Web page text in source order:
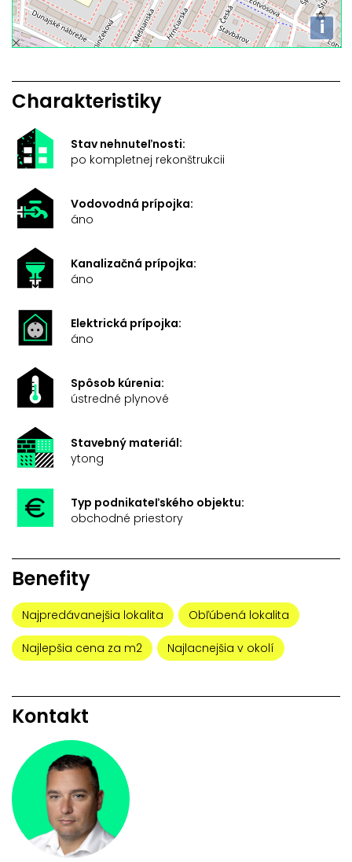
i
Charakteristiky
Stav nehnuteľnosti:
po kompletnej rekonštrukcii
Vodovodná prípojka:
áno
Kanalizačná prípojka:
áno
Elektrická prípojka:
áno
Spôsob kúrenia:
ústredné plynové
Stavebný materiál:
ytong
Typ podnikateľského objektu:
obchodné priestory
Benefity
Najpredávanejšia lokalita Obľúbená lokalita
Najlepšia cena za m2 Najlacnejšia v okolí
Kontakt